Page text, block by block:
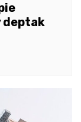
deptak